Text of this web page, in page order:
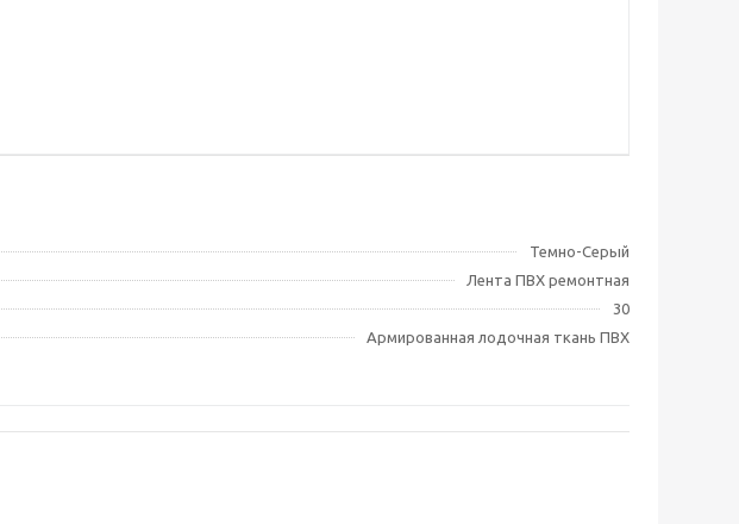
Темно-Серый
Лента ПВХ ремонтная
30
Армированная лодочная ткань ПВХ